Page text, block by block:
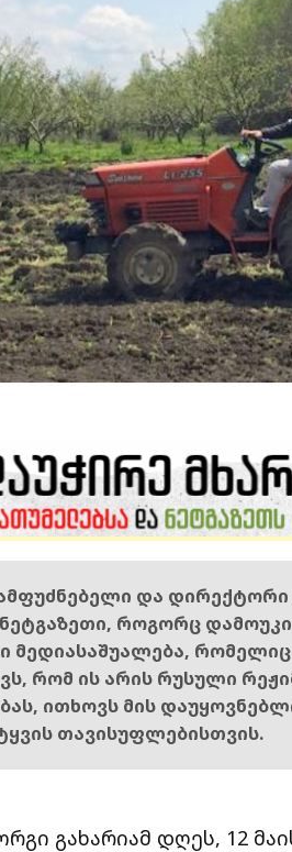
და
როგორც
მედიასაშუალება,
რომ ის არის რუსული
ითხოვს მის
თავისუფლებისთვის.
გახარიამ დღეს, 12